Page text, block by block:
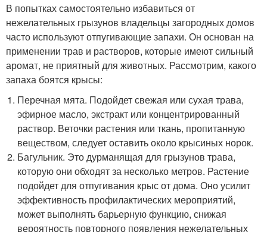
В попытках самостоятельно избавиться от
нежелательных грызунов владельцы загородных домов
часто используют отпугивающие запахи. Он основан на
применении трав и растворов, которые имеют сильный
аромат, не приятный для животных. Рассмотрим, какого
запаха боятся крысы:
Перечная мята. Подойдет свежая или сухая трава,
эфирное масло, экстракт или концентрированный
раствор. Веточки растения или ткань, пропитанную
веществом, следует оставить около крысиных норок.
Багульник. Это дурманящая для грызунов трава,
которую они обходят за несколько метров. Растение
подойдет для отпугивания крыс от дома. Оно усилит
эффективность профилактических мероприятий,
может выполнять барьерную функцию, снижая
вероятность повторного появления нежелательных